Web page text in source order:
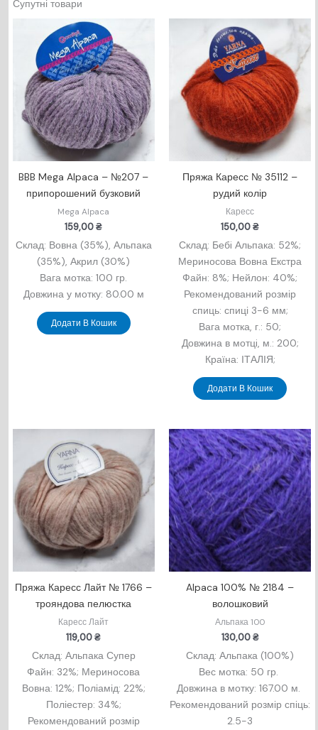
Супутні товари
BBB Mega Alpaca – №207 –
припорошений бузковий
Mega Alpaca
159,00₴
Склад: Вовна (35%), Альпака
(35%), Акрил (30%)
Вага мотка: 100 гр.
Довжина у мотку: 80.00 м
Додати В Кошик
Пряжа Каресс № 35112 –
рудий колір
Каресс
150,00₴
Склад: Бебi Альпака: 52%;
Мериносова Вовна Екстра
Файн: 8%; Нейлон: 40%;
Рекомендований розмір
спиць: спиці 3-6 мм;
Вага мотка, г.: 50;
Довжина в мотцi, м.: 200;
Країна: ІТАЛІЯ;
Додати В Кошик
Пряжа Каресс Лайт № 1766 –
трояндова пелюстка
Каресс Лайт
119,00₴
Склад: Альпака Супер
Файн: 32%; Мериносова
Вовна: 12%; Поліамід: 22%;
Поліестер: 34%;
Рекомендований розмір
Alpaca 100% № 2184 –
волошковий
Альпака 100
130,00₴
Склад: Альпака (100%)
Вес мотка: 50 гр.
Довжина в мотку: 167.00 м.
Рекомендований розмір спіць:
2.5-3